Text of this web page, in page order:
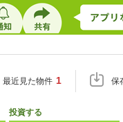
最近見た物件 1 保
投資する